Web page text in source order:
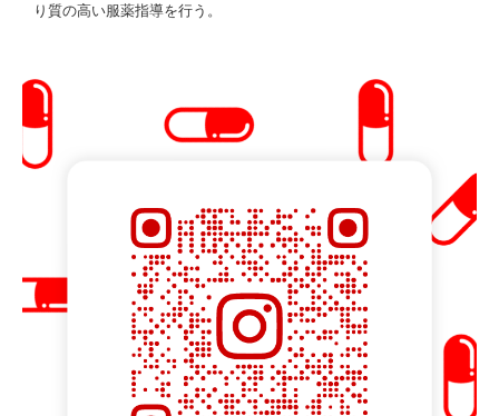
り質の高い服薬指導を行う。